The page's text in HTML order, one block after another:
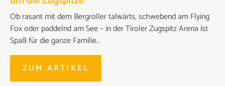
Ob rasant mit dem Bergroller talwärts, schwebend am Flying
Fox oder paddelnd am See – in der Tiroler Zugspitz Arena ist
Spaß für die ganze Familie…
ZUM ARTIKEL